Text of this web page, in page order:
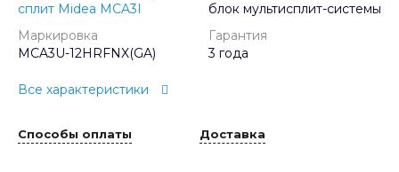
сплит Midea MCA3I
блок мультисплит-системы
Маркировка
MCA3U-12HRFNX(GA)
Гарантия
3 года
Все характеристики
Способы оплаты Доставка